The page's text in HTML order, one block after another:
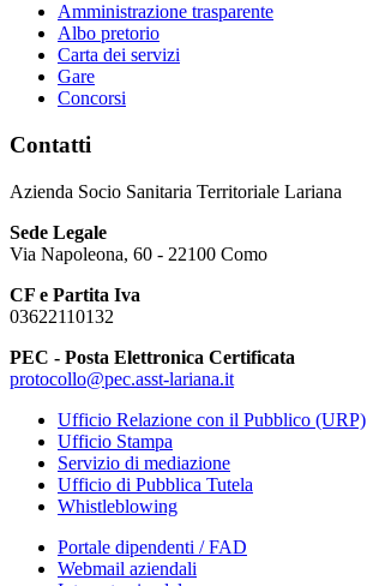
Amministrazione trasparente
Albo pretorio
Carta dei servizi
Gare
Concorsi
Contatti
Azienda Socio Sanitaria Territoriale Lariana
Sede Legale
Via Napoleona, 60 - 22100 Como
CF e Partita Iva
03622110132
PEC - Posta Elettronica Certificata
protocollo@pec.asst-lariana.it
Ufficio Relazione con il Pubblico (URP)
Ufficio Stampa
Servizio di mediazione
Ufficio di Pubblica Tutela
Whistleblowing
Portale dipendenti / FAD
Webmail aziendali